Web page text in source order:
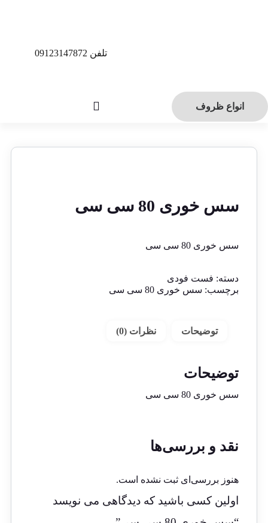
تلفن 09123147872
انواع ظروف
سس خوری 80 سی سی
سس خوری 80 سی سی
دسته: فست فودی
برچسب: سس خوری 80 سی سی
توضیحات نظرات (0)
توضیحات
سس خوری 80 سی سی
نقد و بررسی‌ها
هنوز بررسی‌ای ثبت نشده است.
اولین کسی باشید که دیدگاهی می نویسد